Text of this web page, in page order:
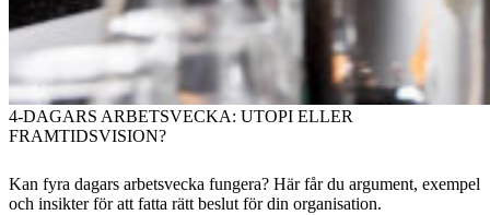
4-DAGARS ARBETSVECKA: UTOPI ELLER
FRAMTIDSVISION?
Kan fyra dagars arbetsvecka fungera? Här får du argument, exempel
och insikter för att fatta rätt beslut för din organisation.